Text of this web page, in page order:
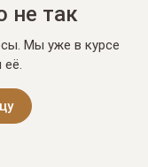
не так
Мы уже в курсе